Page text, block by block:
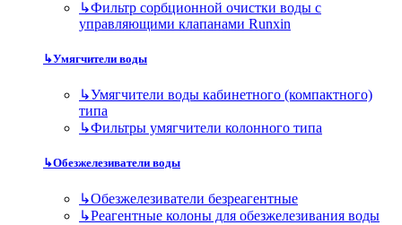
↳Фильтр сорбционной очистки воды с
управляющими клапанами Runxin
↳Умягчители воды
↳Умягчители воды кабинетного (компактного)
типа
↳Фильтры умягчители колонного типа
↳Обезжелезиватели воды
↳Обезжелезиватели безреагентные
↳Реагентные колоны для обезжелезивания воды